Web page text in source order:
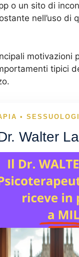
o un sito di
nell’uso
motivazioni
tipici
•
Walter